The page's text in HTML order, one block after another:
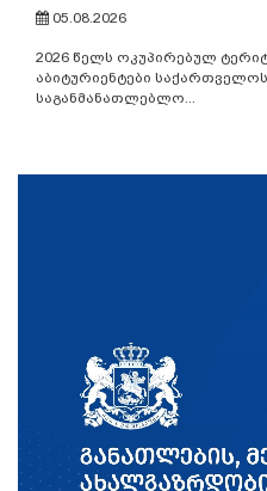
05.08.2026
2026 წელს ოკუპირებულ
აბიტურიენტები
საგანმანათლებლო...